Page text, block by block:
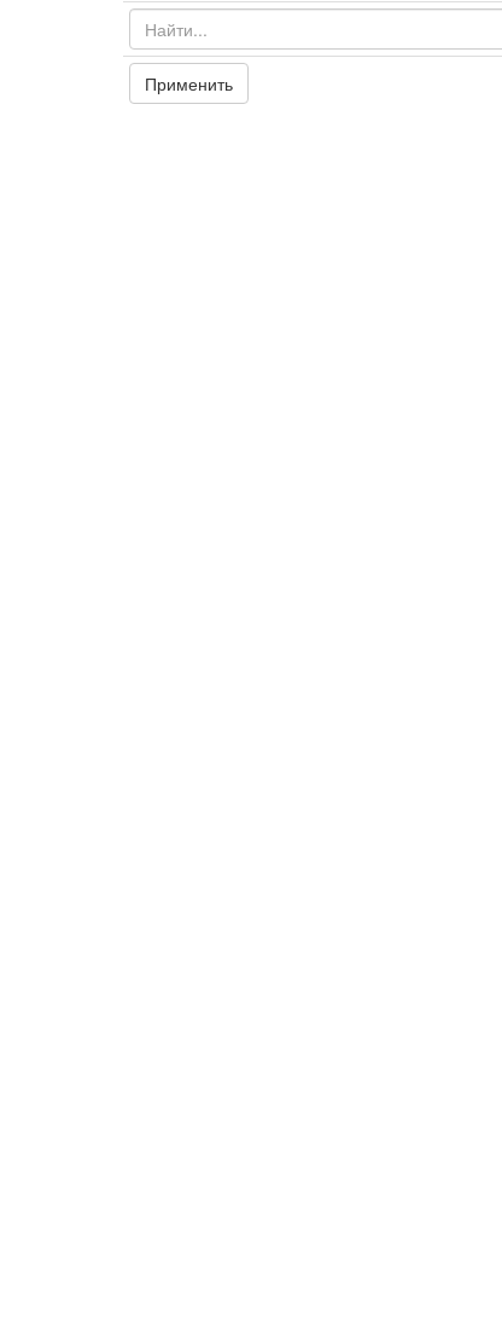
Применить